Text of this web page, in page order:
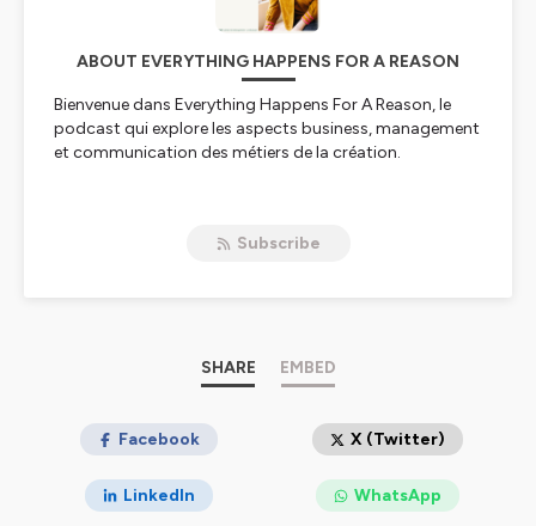
ABOUT EVERYTHING HAPPENS FOR A REASON
Bienvenue dans Everything Happens For A Reason, le
podcast qui explore les aspects business, management
et communication des métiers de la création.
organisations des industries créatives dans leur
pour grandir, et faire grandir.
Leadership, Business, Mindset.
www.lilibonnet.com
Instagram :
@lili_bonnet_management
Subscribe
SHARE EMBED
Facebook X (Twitter)
LinkedIn WhatsApp